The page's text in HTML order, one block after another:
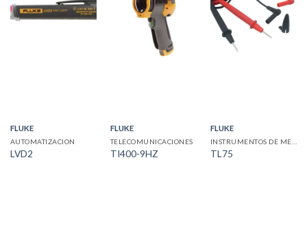
FLUKE
AUTOMATIZACION
LVD2
FLUKE
TELECOMUNICACIONES
TI400-9HZ
FLUKE
TL75